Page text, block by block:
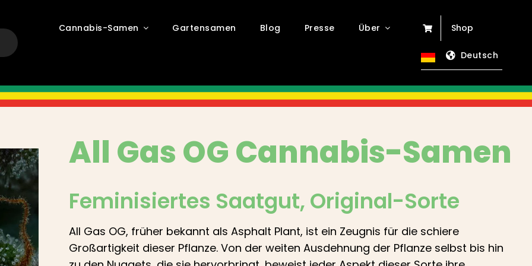
Cannabis-Samen Gartensamen Blog Presse Über Shop
Deutsch
All Gas OG Cannabis-Samen
Feminisiertes Saatgut, Original-Sorte
All Gas OG, früher bekannt als Asphalt Plant, ist ein Zeugnis für die schiere
Großartigkeit dieser Pflanze. Von der weiten Ausdehnung der Pflanze selbst bis hin